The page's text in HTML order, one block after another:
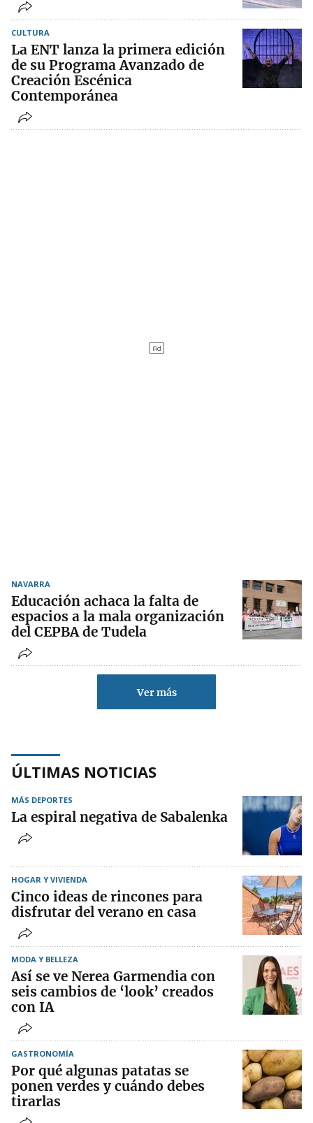
CULTURA
La ENT lanza la primera edición
de su Programa Avanzado de
Creación Escénica
Contemporánea
NAVARRA
Educación achaca la falta de
espacios a la mala organización
del CEPBA de Tudela
Ver más
ÚLTIMAS NOTICIAS
MÁS DEPORTES
La espiral negativa de Sabalenka
HOGAR Y VIVIENDA
Cinco ideas de rincones para
disfrutar del verano en casa
MODA Y BELLEZA
Así se ve Nerea Garmendia con
seis cambios de ‘look’ creados
con IA
GASTRONOMÍA
Por qué algunas patatas se
ponen verdes y cuándo debes
tirarlas